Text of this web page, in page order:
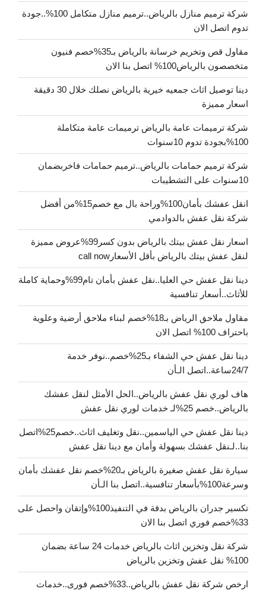
شركة ترميم منازل بالرياض..ترميم منازل متكامل 100%..جودة
تدوم اتصل الان
مقاول قص وتخريم خرسانة بالرياض بـ35%خصم فنيون
متخصصون بالرياض100% اتصل بنا الان
دينا توصيل اثاث جمعيه خيرية بالرياض نصلك خلال 30 دقيقة
اسعار مميزة
شركة ترميمات عامة بالرياض ترميمات عامة متكاملة
100%بجودة تدوم 10سنوات
شركة ترميم حمامات بالرياض..ترميم حمامات فاخربضمان
10سنوات على التشطيبات
انقل عفشك بأمان100%وراحة بال مع خصم15%من أفضل
شركة نقل عفش بالدوادمي
اسعار نقل عفش بيتك بالرياض بدون كسر99%عروض مميزة
لنقل عفش بيتك بالرياض بأقل الأسعارcall now
دينا نقل عفش حي العليا..نقل عفش بأمان تام99%وحماية كاملة
للأثاث..أسعار تنافسية
مقاول ملاحق الرياض بـ18%خصم لبناء ملاحق أرضية وعلوية
باحتراف 100% اتصل الان
دينا نقل عفش حي الشفاء بـ25%خصم..نوفر خدمة
24/7ساعة..اتصل الـأن
هاف لوري نقل عفش بالرياض..الحل الأمثل لنقل عفشك
بالرياض..خصم 25%لـ خدمات لوري نقل عفش
دينا نقل عفش حي الياسمين..نقل وتغليف اثاث..خصم25%اتصل
بنا..لـنقل عفشك بسهولة وأمان مع دينا نقل عفش
سيارة نقل عفش صغيرة بالرياض بـ20%خصم نقل عفشك بأمان
وسرعة100%بأسعار تنافسية..اتصل بنا الـأن
تكسير جدران بالرياض بدقة في التنفيذ100%وإتقان واحصل على
33%خصم فوري اتصل بنا الان
شركة نقل وتخزين اثاث بالرياض خدمات 24 ساعة بضمان
100% نقل عفش وتخزين بالرياض
ارخص شركة نقل عفش بالرياض..33%خصم فورى..خدمات